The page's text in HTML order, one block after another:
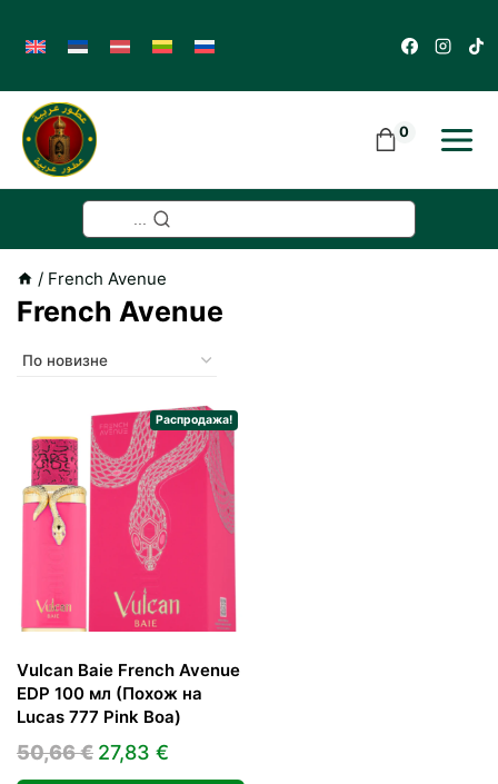
content
0
/ French Avenue
French Avenue
Распродажа!
Vulcan Baie French Avenue
EDP 100 мл (Похож на
Lucas 777 Pink Boa)
50,66€ Первоначальная
27,83 €